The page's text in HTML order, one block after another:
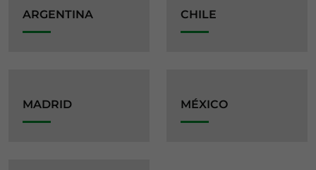
ARGENTINA CHILE
MADRID MÉXICO